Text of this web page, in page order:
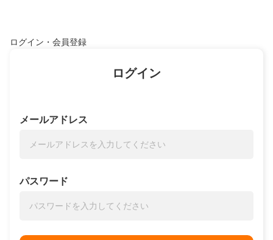
ログイン・会員登録
ログイン
メールアドレス
パスワード